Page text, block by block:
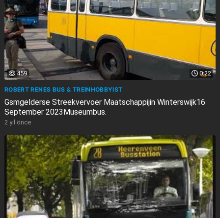
0:22
459
ROBERT RENES BUS & TREINHOBBYIST
Gsmgelderse Streekvervoer Maatschappijin Winterswijk16
September 2023Museumbus.
2 yıl önce